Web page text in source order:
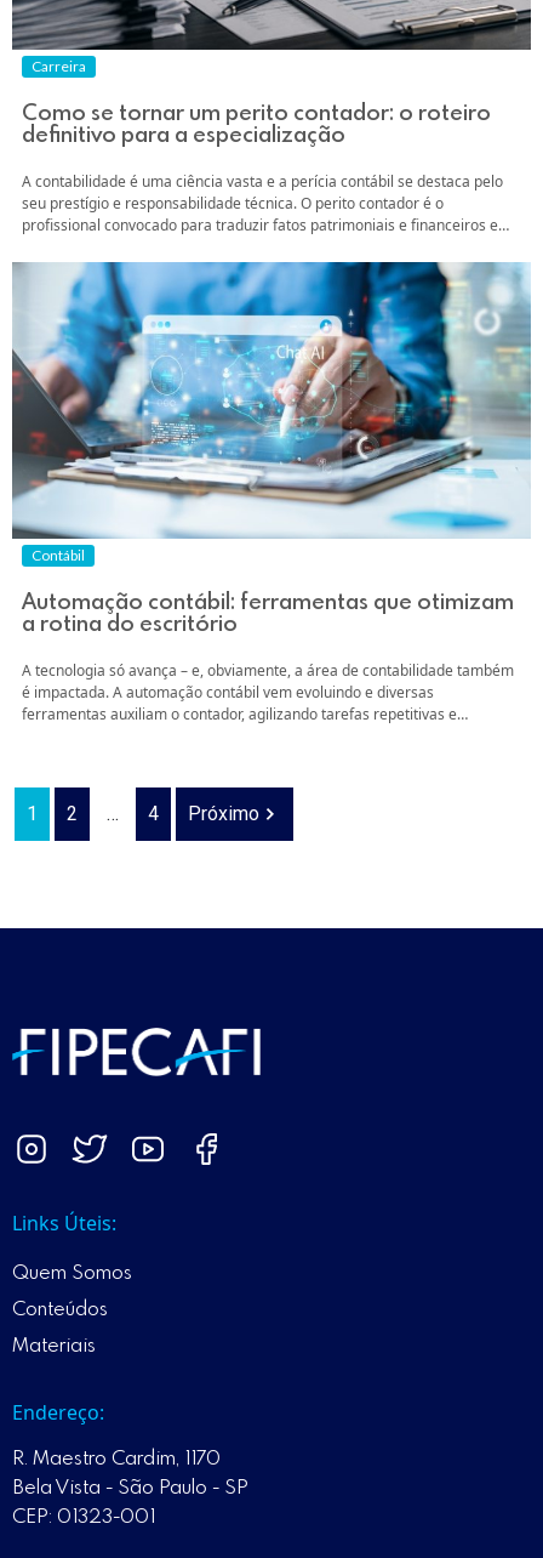
Carreira
Como se tornar um perito contador: o roteiro
definitivo para a especialização
A contabilidade é uma ciência vasta e a perícia contábil se destaca pelo
seu prestígio e responsabilidade técnica. O perito contador é o
profissional convocado para traduzir fatos patrimoniais e financeiros em
resolução de litígios. Para o contador que já atua no mercado e busca...
Contábil
Automação contábil: ferramentas que otimizam
a rotina do escritório
A tecnologia só avança – e, obviamente, a área de contabilidade também
é impactada. A automação contábil vem evoluindo e diversas
ferramentas auxiliam o contador, agilizando tarefas repetitivas e
1 2 … 4 Próximo
Links Úteis:
Quem Somos
Conteúdos
Materiais
Endereço:
R. Maestro Cardim, 1170
Bela Vista - São Paulo - SP
CEP: 01323-001